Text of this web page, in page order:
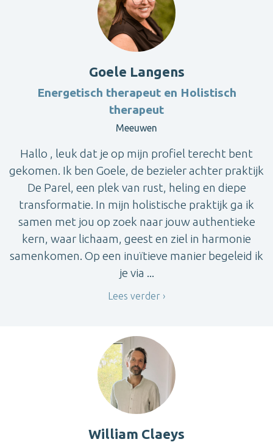
Goele Langens
Energetisch therapeut en Holistisch
therapeut
Meeuwen
Hallo , leuk dat je op mijn profiel terecht bent
gekomen. Ik ben Goele, de bezieler achter praktijk
De Parel, een plek van rust, heling en diepe
transformatie. In mijn holistische praktijk ga ik
samen met jou op zoek naar jouw authentieke
kern, waar lichaam, geest en ziel in harmonie
samenkomen. Op een inuïtieve manier begeleid ik
je via ...
Lees verder
William Claeys